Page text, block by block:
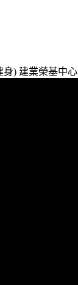
身) 建業榮基中心